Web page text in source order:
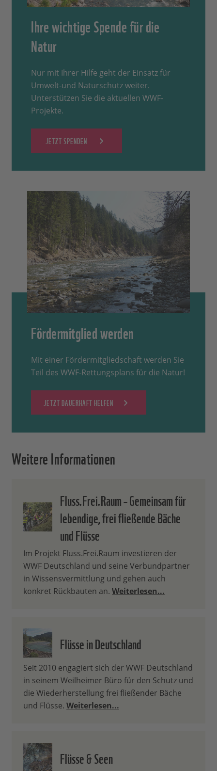
Ihre wichtige Spende für die
Natur
Nur mit Ihrer Hilfe geht der Einsatz für
Umwelt-und Naturschutz weiter.
Unterstützen Sie die aktuellen WWF-
Projekte.
JETZT SPENDEN
Fördermitglied werden
Mit einer Fördermitgliedschaft werden Sie
Teil des WWF-Rettungsplans für die Natur!
JETZT DAUERHAFT HELFEN
Weitere Informationen
Fluss.Frei.Raum – Gemeinsam für
lebendige, frei fließende Bäche
und Flüsse
Im Projekt Fluss.Frei.Raum investieren der
WWF Deutschland und seine Verbundpartner
in Wissensvermittlung und gehen auch
konkret Rückbauten an. Weiterlesen...
Flüsse in Deutschland
Seit 2010 engagiert sich der WWF Deutschland
in seinem Weilheimer Büro für den Schutz und
die Wiederherstellung frei fließender Bäche
und Flüsse. Weiterlesen...
Flüsse & Seen